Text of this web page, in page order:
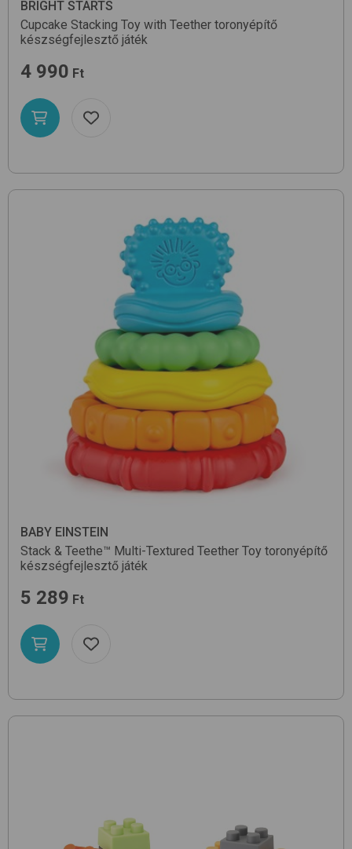
BRIGHT STARTS
Cupcake Stacking Toy with Teether toronyépítő
készségfejlesztő játék
4 990 Ft
BABY EINSTEIN
Stack & Teethe™ Multi-Textured Teether Toy toronyépítő
készségfejlesztő játék
5 289 Ft